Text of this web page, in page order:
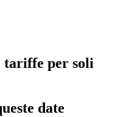
tariffe per soli
date